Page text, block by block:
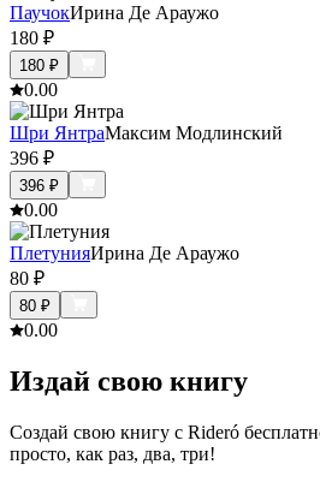
ПаучокИрина Де Араужо
180 ₽
180 ₽
0.00
Шри ЯнтраМаксим Модлинский
396 ₽
396 ₽
0.00
ПлетунияИрина Де Араужо
80 ₽
80 ₽
0.00
Издай свою книгу
Создай свою книгу с Rideró
просто, как раз, два, три!